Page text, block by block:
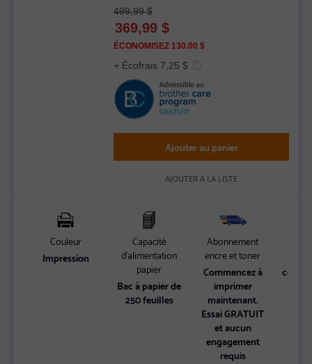
4.2
out
of
stars
499,99 $
369,99 $
ÉCONOMISEZ 130.00 $
+ Écofrais 7,25 $
Ajouter au panier
AJOUTER À LA LISTE
Couleur
Impression
Capacité
d’alimentation
papier
Bac à papier de
250 feuilles
Abonnement
encre et toner
Commencez à
imprimer
maintenant.
Essai GRATUIT
et aucun
engagement
requis